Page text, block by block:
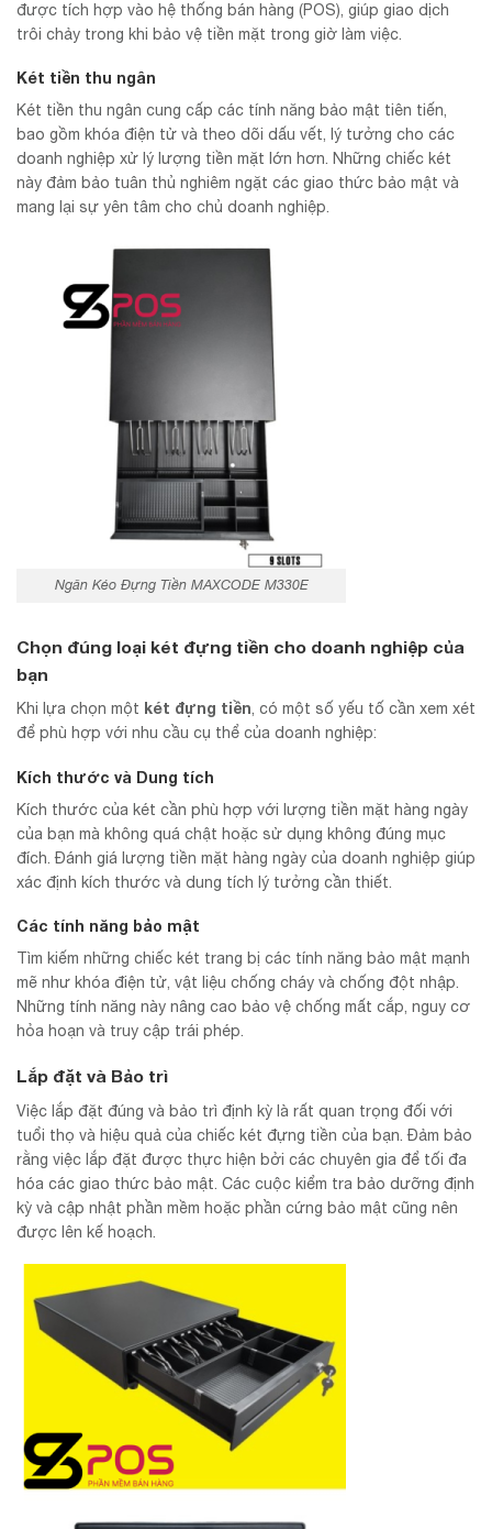
được tích hợp vào hệ thống bán hàng (POS), giúp giao dịch
trôi chảy trong khi bảo vệ tiền mặt trong giờ làm việc.
Két tiền thu ngân
Két tiền thu ngân cung cấp các tính năng bảo mật tiên tiến,
bao gồm khóa điện tử và theo dõi dấu vết, lý tưởng cho các
doanh nghiệp xử lý lượng tiền mặt lớn hơn. Những chiếc két
này đảm bảo tuân thủ nghiêm ngặt các giao thức bảo mật và
mang lại sự yên tâm cho chủ doanh nghiệp.
Ngăn Kéo Đựng Tiền MAXCODE M330E
Chọn đúng loại két đựng tiền cho doanh nghiệp của
bạn
Khi lựa chọn một két đựng tiền, có một số yếu tố cần xem xét
để phù hợp với nhu cầu cụ thể của doanh nghiệp:
Kích thước và Dung tích
Kích thước của két cần phù hợp với lượng tiền mặt hàng ngày
của bạn mà không quá chật hoặc sử dụng không đúng mục
đích. Đánh giá lượng tiền mặt hàng ngày của doanh nghiệp giúp
xác định kích thước và dung tích lý tưởng cần thiết.
Các tính năng bảo mật
Tìm kiếm những chiếc két trang bị các tính năng bảo mật mạnh
mẽ như khóa điện tử, vật liệu chống cháy và chống đột nhập.
Những tính năng này nâng cao bảo vệ chống mất cắp, nguy cơ
hỏa hoạn và truy cập trái phép.
Lắp đặt và Bảo trì
Việc lắp đặt đúng và bảo trì định kỳ là rất quan trọng đối với
tuổi thọ và hiệu quả của chiếc két đựng tiền của bạn. Đảm bảo
rằng việc lắp đặt được thực hiện bởi các chuyên gia để tối đa
hóa các giao thức bảo mật. Các cuộc kiểm tra bảo dưỡng định
kỳ và cập nhật phần mềm hoặc phần cứng bảo mật cũng nên
được lên kế hoạch.